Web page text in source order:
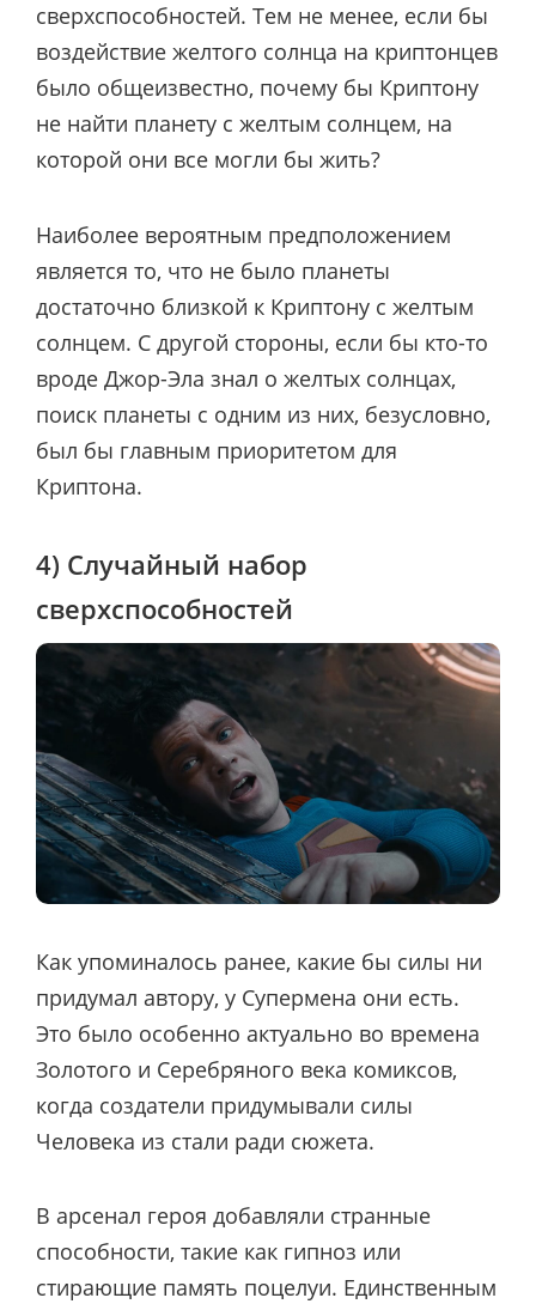
сверхспособностей. Тем не менее, если бы
воздействие желтого солнца на криптонцев
было общеизвестно, почему бы Криптону
не найти планету с желтым солнцем, на
которой они все могли бы жить?
Наиболее вероятным предположением
является то, что не было планеты
достаточно близкой к Криптону с желтым
солнцем. С другой стороны, если бы кто-то
вроде Джор-Эла знал о желтых солнцах,
поиск планеты с одним из них, безусловно,
был бы главным приоритетом для
Криптона.
4) Случайный набор
сверхспособностей
Как упоминалось ранее, какие бы силы ни
придумал автору, у Супермена они есть.
Это было особенно актуально во времена
Золотого и Серебряного века комиксов,
когда создатели придумывали силы
Человека из стали ради сюжета.
В арсенал героя добавляли странные
способности, такие как гипноз или
стирающие память поцелуи. Единственным